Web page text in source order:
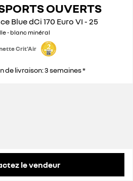
OUVERTS
Blue dCi 170 Euro VI - 25
- blanc minéral
Crit'Air
de livraison: 3 semaines *
le vendeur